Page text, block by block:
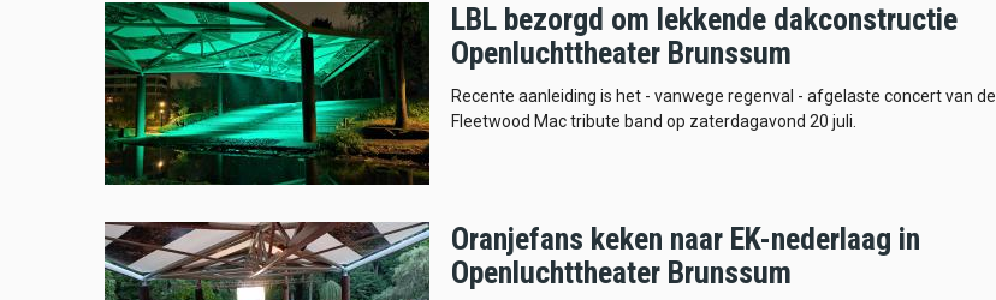
LBL bezorgd om lekkende dakconstructie
Openluchttheater Brunssum
Recente aanleiding is het - vanwege regenval - afgelaste concert van de
Fleetwood Mac tribute band op zaterdagavond 20 juli.
Oranjefans keken naar EK-nederlaag in
Openluchttheater Brunssum